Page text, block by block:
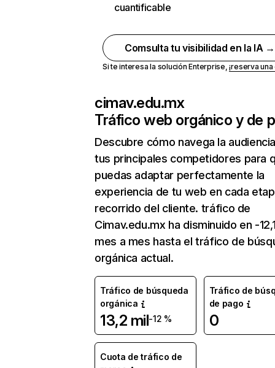
cuantificable
Comsulta tu visibilidad en la IA →
Si te interesa la solución Enterprise,¡reserva
cimav.edu.mx
Tráfico web orgánico y de
Descubre cómo navega la
tus principales competidores para
puedas adaptar perfectamente la
experiencia de tu web en cada
recorrido del cliente. tráfico de
Cimav.edu.mx ha disminuido en -
mes a mes hasta el tráfico de
orgánica actual.
Tráfico de búsqueda
orgánica
13,2 mil-12 %
Tráfico de
de pago
0
Cuota de tráfico de